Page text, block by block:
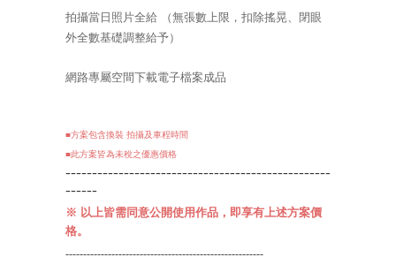
拍攝當日照片全給
（無張數上限，扣除搖晃、閉眼
外全數基礎調整給予）
網路專屬空間下載電子檔案成品
■方案包含換裝 拍攝及車程時間
■此方案皆為未稅之優惠價格
--------------------------------------------------
------
※ 以上皆需同意公開使用作品，即享有上述方案價
格。
--------------------------------------------------------